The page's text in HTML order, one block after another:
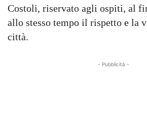
Costoli, riservato agli ospiti, al
allo stesso tempo il rispetto e la
città.
- Pubblicità -